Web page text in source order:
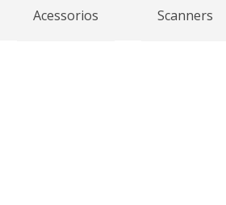
Acessorios Scanners